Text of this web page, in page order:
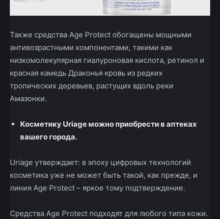
Также средства Age Protect обогащены мощными
антивозрастными компонентами, такими как
низкомолекулярная гиалуроновая кислота, ретинол и
красная камедь Драконья кровь из редких
тропических деревьев, растущих вдоль реки
Амазонки.
Косметику Uriage можно приобрести в аптеках
вашего города.
Uriage утверждает: в эпоху цифровых технологий
косметика уже не может быть такой, как прежде, и
линия Age Protect – яркое тому подтверждение.
Средства Age Protect подходят для любого типа кожи.